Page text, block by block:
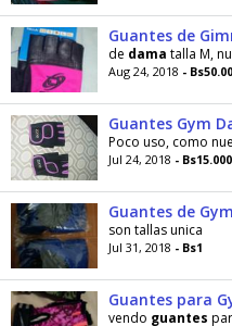
Guantes de
de dama talla M,
Aug 24, 2018 -
Guantes Gym
Jul 24, 2018 - Bs15.000
Guantes de
son tallas unica
Jul 31, 2018 - Bs1
Guantes para
vendo guantes para